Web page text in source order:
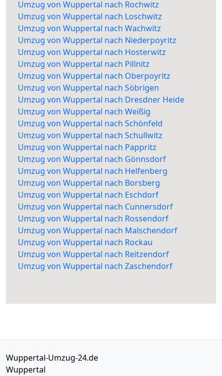
Umzug von Wuppertal nach Rochwitz
Umzug von Wuppertal nach Loschwitz
Umzug von Wuppertal nach Wachwitz
Umzug von Wuppertal nach Niederpoyritz
Umzug von Wuppertal nach Hosterwitz
Umzug von Wuppertal nach Pillnitz
Umzug von Wuppertal nach Oberpoyritz
Umzug von Wuppertal nach Söbrigen
Umzug von Wuppertal nach Dresdner Heide
Umzug von Wuppertal nach Weißig
Umzug von Wuppertal nach Schönfeld
Umzug von Wuppertal nach Schullwitz
Umzug von Wuppertal nach Pappritz
Umzug von Wuppertal nach Gönnsdorf
Umzug von Wuppertal nach Helfenberg
Umzug von Wuppertal nach Borsberg
Umzug von Wuppertal nach Eschdorf
Umzug von Wuppertal nach Cunnersdorf
Umzug von Wuppertal nach Rossendorf
Umzug von Wuppertal nach Malschendorf
Umzug von Wuppertal nach Rockau
Umzug von Wuppertal nach Reitzendorf
Umzug von Wuppertal nach Zaschendorf
Wuppertal-Umzug-24.de
Wuppertal